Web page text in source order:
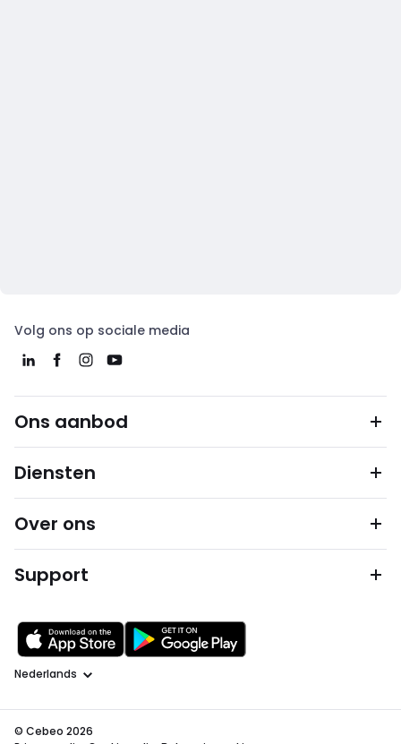
Volg ons op sociale media
Ons aanbod
Diensten
Over ons
Support
Taal
© Cebeo 2026